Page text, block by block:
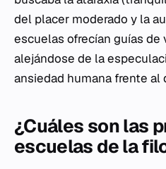
del placer moderado y la
escuelas ofrecían guías de
alejándose de la
ansiedad humana frente al
¿Cuáles son las
escuelas de la